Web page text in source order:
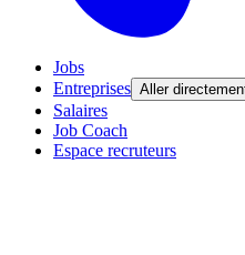
Jobs
Entreprises Aller
Salaires
Job Coach
Espace recruteurs